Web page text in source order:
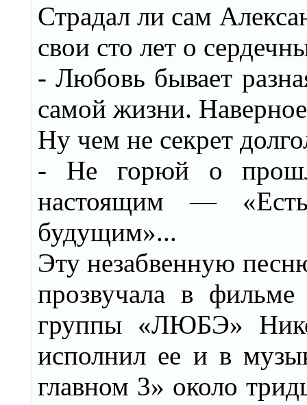
Страдал ли сам
свои сто лет о
- Любовь бывает
самой жизни.
Ну чем не секрет
- Не горюй о
настоящим —
будущим»...
Эту незабвенную
прозвучала в
группы «ЛЮБЭ»
исполнил ее и в
главном 3» около